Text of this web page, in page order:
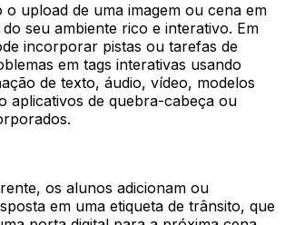
o upload de uma imagem ou cena em
seu ambiente rico e interativo. Em
incorporar pistas ou tarefas de
em tags interativas usando
de texto, áudio, vídeo, modelos
aplicativos de quebra-cabeça ou
os alunos adicionam ou
em uma etiqueta de trânsito, que